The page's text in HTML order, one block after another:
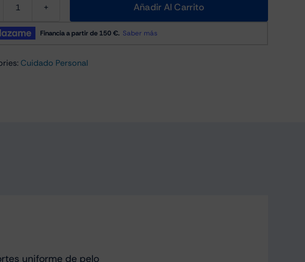
Cortapelos
Wahl
Deluxe
Pro
Añadir Al Carrito
Cuidado Personal
uniforme de pelo